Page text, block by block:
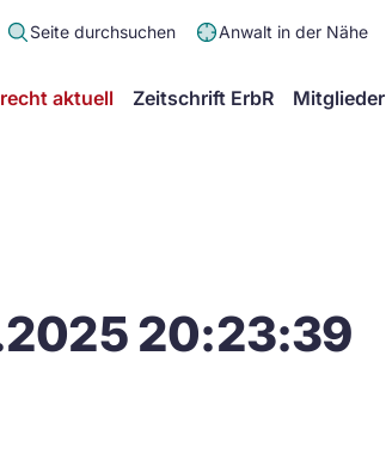
Seite durchsuchen Anwalt in der Nähe
aktuell Zeitschrift ErbR Mitglieder
20:23:39